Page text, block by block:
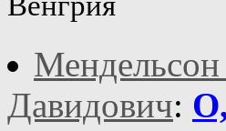
Венгрия
Давидович: